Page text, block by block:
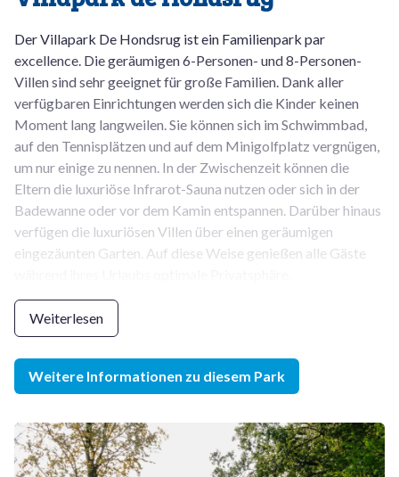
Der Villapark De Hondsrug ist ein Familienpark par
excellence. Die geräumigen 6-Personen- und 8-Personen-
Villen sind sehr geeignet für große Familien. Dank aller
verfügbaren Einrichtungen werden sich die Kinder keinen
Moment lang langweilen. Sie können sich im Schwimmbad,
auf den Tennisplätzen und auf dem Minigolfplatz vergnügen,
um nur einige zu nennen. In der Zwischenzeit können die
Eltern die luxuriöse Infrarot-Sauna nutzen oder sich in der
Badewanne oder vor dem Kamin entspannen. Darüber hinaus
verfügen die luxuriösen Villen über einen geräumigen
eingezäunten Garten. Auf diese Weise genießen alle Gäste
Der Villapark de Hondsrug ist ein gemütlicher Ferienpark im
ruhigen Dorf Exloo, in der niederländischen Provinz Drenthe.
Der Name verrät es natürlich schon: Unser Villenpark liegt
mitten auf dem sogenannten Hondsrug. Es ist daher der
wunderschöne Natur von Drenthe. Machen Sie sich auf den
Weg durch Wald, Heide und Wiesen und genießen Sie die am
wenigsten dicht besiedelte Provinz des Landes in vollen
Weiterlesen
Weitere Informationen zu diesem Park